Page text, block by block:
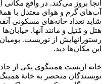
آنجا بروز می‌کند. در واقع
آب‌های گرم و هوای معتدل با
شاید تعداد خانه‌های مسکونی
هتل و مُتـِل و مانند آنها.
رستورانهایش از توریست.
این مکان‌ها دید.
خانه ارنست همینگوی یکی از
نویسندگان منحصر به خانۀ